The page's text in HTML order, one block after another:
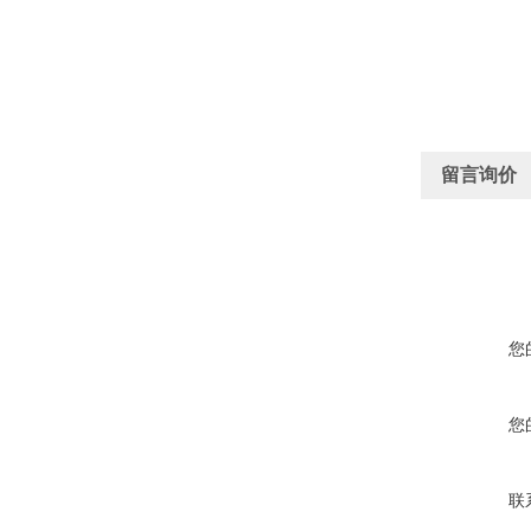
留言询价
您
您
联